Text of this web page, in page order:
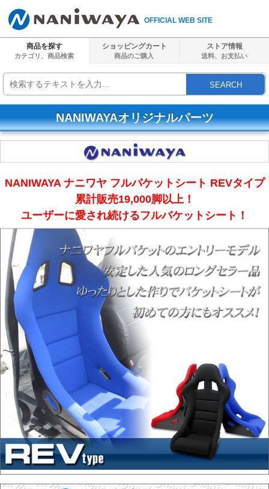
OFFICIAL WEB SITE
商品を探す
カテゴリ、商品検索
ショッピングカート
商品のご購入
ストア情報
送料、 お支払い
SEARCH
NANIWAYAオリジナルパーツ
NANIWAYA ナニワヤ フルバケットシート REVタイプ
累計販売19,000脚以上！
ユーザーに愛され続けるフルバケットシート！